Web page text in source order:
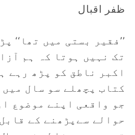
ظفر اقبال
’’فقیر بستی میں تھا‘‘
تک نہیں ہوتا کہ ہم
اکبر ناطق کو پڑھ رہے
کتاب پچھلے سو سال
جو واقعی اپنے موضوع
حوالے سےپڑھنے کے قابل